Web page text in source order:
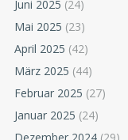
Juni 2025 (24)
Mai 2025 (23)
April 2025 (42)
März 2025 (44)
Februar 2025 (27)
Januar 2025 (24)